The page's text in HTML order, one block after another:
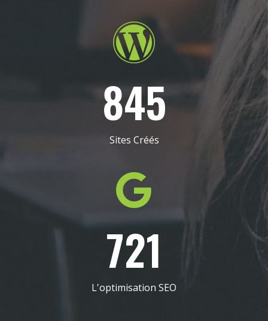
845
Sites Créés
721
L'optimisation SEO